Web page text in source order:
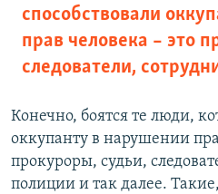
способствовали
прав человека – это
следователи,
Конечно, боятся те люди,
оккупанту в нарушении
прокуроры, судьи,
полиции и так далее.